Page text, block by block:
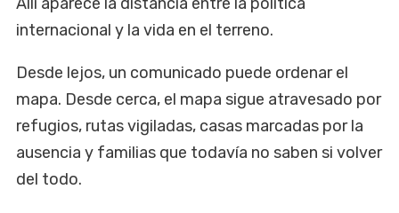
internacional y la vida en el terreno.
Desde lejos, un comunicado puede ordenar el
mapa. Desde cerca, el mapa sigue atravesado por
refugios, rutas vigiladas, casas marcadas por la
ausencia y familias que todavía no saben si volver
del todo.